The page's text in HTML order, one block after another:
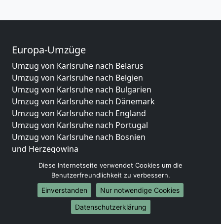
Europa-Umzüge
Umzug von Karlsruhe nach Belarus
Umzug von Karlsruhe nach Belgien
Umzug von Karlsruhe nach Bulgarien
Umzug von Karlsruhe nach Dänemark
Umzug von Karlsruhe nach England
Umzug von Karlsruhe nach Portugal
Umzug von Karlsruhe nach Bosnien
und Herzegowina
Umzug von Karlsruhe nach Irland
Umzug von Karlsruhe nach Lettland
Umzug von Karlsruhe nach Zypern
Umzug von Karlsruhe nach Kroatien
Umzug von Karlsruhe nach Estland
Diese Internetseite verwendet Cookies um die
Benutzerfreundlichkeit zu verbessern.
Einverstanden
Nur notwendige Cookies
Datenschutzerklärung